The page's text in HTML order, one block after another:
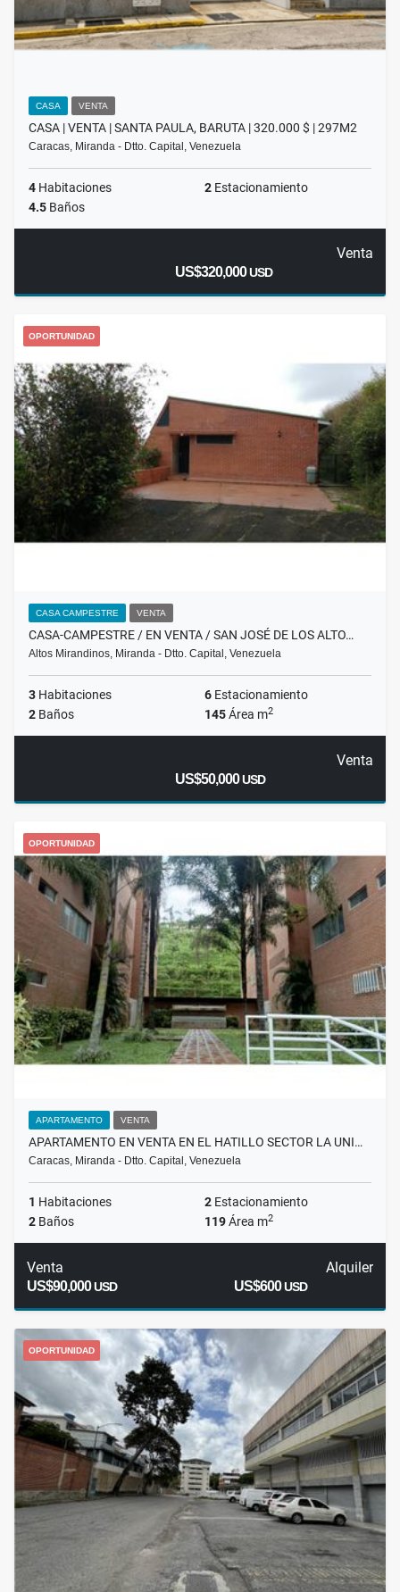
CASA VENTA
CASA | VENTA | SANTA PAULA, BARUTA | 320.000 $ | 297M2
Caracas, Miranda - Dtto. Capital, Venezuela
4 Habitaciones 2 Estacionamiento
4.5 Baños
Venta
US$320,000USD
OPORTUNIDAD
CASA CAMPESTRE VENTA
CASA-CAMPESTRE / EN VENTA / SAN JOSÉ DE LOS ALTO…
Altos Mirandinos, Miranda - Dtto. Capital, Venezuela
3 Habitaciones 6 Estacionamiento
2 Baños 145Área m2
Venta
US$50,000USD
OPORTUNIDAD
APARTAMENTO VENTA
APARTAMENTO EN VENTA EN EL HATILLO SECTOR LA UNI…
Caracas, Miranda - Dtto. Capital, Venezuela
1 Habitaciones 2 Estacionamiento
2 Baños 119Área m2
Venta
US$90,000USD
Alquiler
US$600USD
OPORTUNIDAD